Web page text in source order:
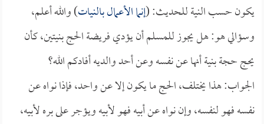
يكون حسب النية للحديث: (إنما الأعمال بالنيات) والله أعلم،
وسؤالي هو: هل يجوز للمسلم أن يؤدي فريضة الحج بنيتين، كأن
يحج حجة بنية أنها عن نفسه وعن أحد والديه أفادكم الله؟
الجواب: هذا يختلف، الحج ما يكون إلا عن واحد، فإذا نواه عن
نفسه فهو لنفسه، وإن نواه عن أبيه فهو لأبيه ويؤجر على بره لأبيه،